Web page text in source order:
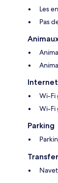
Les
Pas
Internet
Wi-Fi
Wi-Fi
Parking